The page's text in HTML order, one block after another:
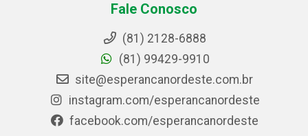
Fale Conosco
(81) 2128-6888
(81) 99429-9910
site@esperancanordeste.com.br
instagram.com/esperancanordeste
facebook.com/esperancanordeste